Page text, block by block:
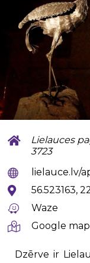
Lielauces
3723
lielauce.lv/
56.523163,
Waze
Google
Dzērve ir